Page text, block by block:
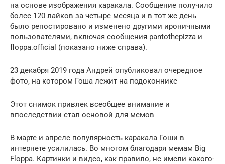
на основе изображения каракала. Сообщение получило
более 120 лайков за четыре месяца и в тот же день
было репостировано и изменено другими ироничными
пользователями, включая сообщения pantothepizza и
floppa.official (показано ниже справа).
23 декабря 2019 года Андрей опубликовал очередное
фото, на котором Гоша лежит на подоконнике
Этот снимок привлек всеобщее внимание и
впоследствии стал основой для мемов
В марте и апреле популярность каракала Гоши в
интернете усилилась. Во многом благодаря мемам Big
Floppa. Картинки и видео, как правило, не имели какого-